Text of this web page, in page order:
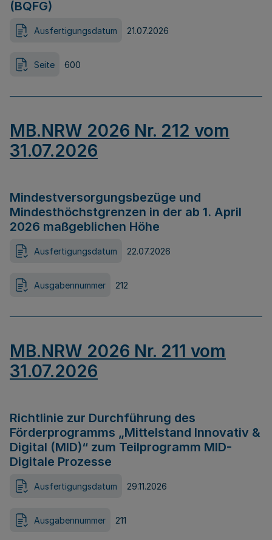
(BQFG)
Ausfertigungsdatum 21.07.2026
Seite 600
MB.NRW 2026 Nr. 212 vom
31.07.2026
Mindestversorgungsbezüge und
Mindesthöchstgrenzen in der ab 1. April
2026 maßgeblichen Höhe
Ausfertigungsdatum 22.07.2026
Ausgabennummer 212
MB.NRW 2026 Nr. 211 vom
31.07.2026
Richtlinie zur Durchführung des
Förderprogramms „Mittelstand Innovativ &
Digital (MID)“ zum Teilprogramm MID-
Digitale Prozesse
Ausfertigungsdatum 29.11.2026
Ausgabennummer 211